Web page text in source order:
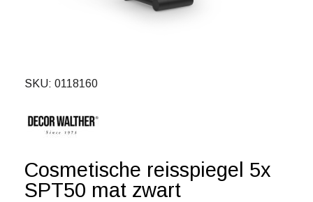
SKU 0118160
Cosmetische reisspiegel 5x
SPT50 mat zwart